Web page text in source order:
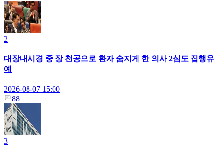
2
대장내시경 중 장 천공으로 환자 숨지게 한 의사 2심도 집행유
예
2026-08-07 15:00
88
3